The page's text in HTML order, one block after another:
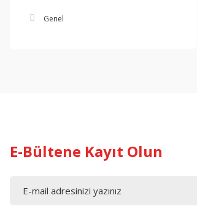
Genel
E-Bültene Kayıt Olun